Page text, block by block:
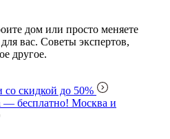
дом или просто меняете
вас. Советы экспертов,
другое.
со скидкой до 50%
— бесплатно! Москва и